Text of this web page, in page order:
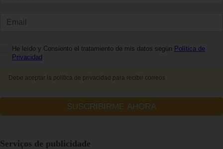
Serviços de publicidade